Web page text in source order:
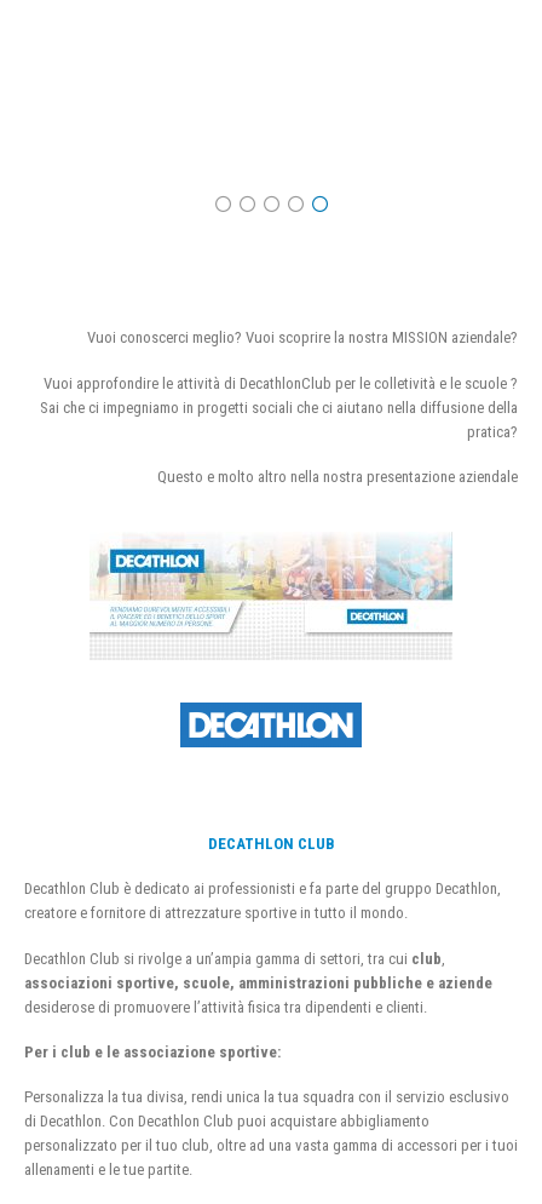
Vuoi conoscerci meglio? Vuoi scoprire la nostra MISSION aziendale?
Vuoi approfondire le attività di DecathlonClub per le colletività e le scuole ?
Sai che ci impegniamo in progetti sociali che ci aiutano nella diffusione della
pratica?
Questo e molto altro nella nostra presentazione aziendale
DECATHLON CLUB
Decathlon Club è dedicato ai professionisti e fa parte del gruppo Decathlon,
creatore e fornitore di attrezzature sportive in tutto il mondo.
Decathlon Club si rivolge a un’ampia gamma di settori, tra cui club
associazioni sportive, scuole, amministrazioni pubbliche e aziende
desiderose di promuovere l’attività fisica tra dipendenti e clienti.
Per i club e le associazione sportive:
Personalizza la tua divisa, rendi unica la tua squadra con il servizio esclusivo
di Decathlon. Con Decathlon Club puoi acquistare abbigliamento
personalizzato per il tuo club, oltre ad una vasta gamma di accessori per i tuoi
allenamenti e le tue partite.